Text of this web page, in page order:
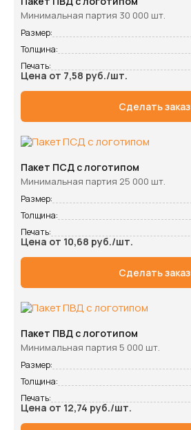
Минимальная партия 30 000 шт.
Размер:
Толщина:
Печать:
Цена от 7,58 руб./шт.
Сделать заказ
Пакет ПСД с логотипом
Минимальная партия 25 000 шт.
Размер:
Толщина:
Печать:
Цена от 10,68 руб./шт.
Сделать заказ
Пакет ПВД с логотипом
Минимальная партия 5 000 шт.
Размер:
Толщина:
Печать:
Цена от 12,74 руб./шт.